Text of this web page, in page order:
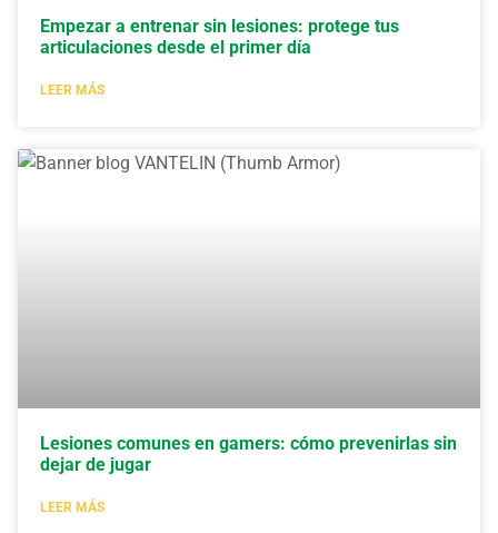
Empezar a entrenar sin lesiones: protege tus
articulaciones desde el primer día
LEER MÁS
Lesiones comunes en gamers: cómo prevenirlas sin
dejar de jugar
LEER MÁS